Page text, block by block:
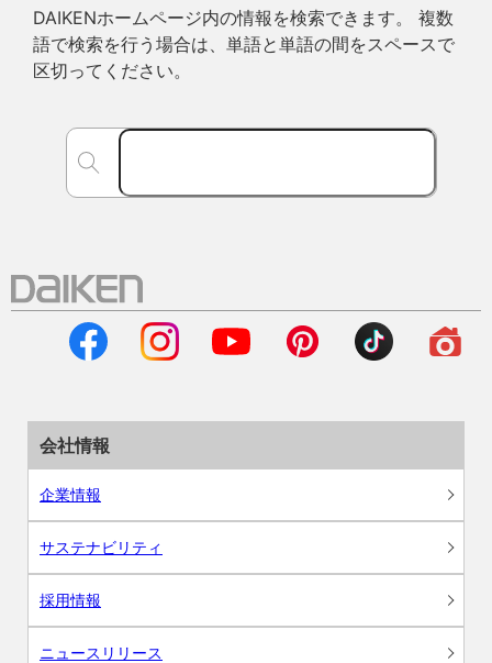
DAIKENホームページ内の情報を検索できます。 複数
語で検索を行う場合は、単語と単語の間をスペースで
区切ってください。
会社情報
企業情報
サステナビリティ
採用情報
ニュースリリース